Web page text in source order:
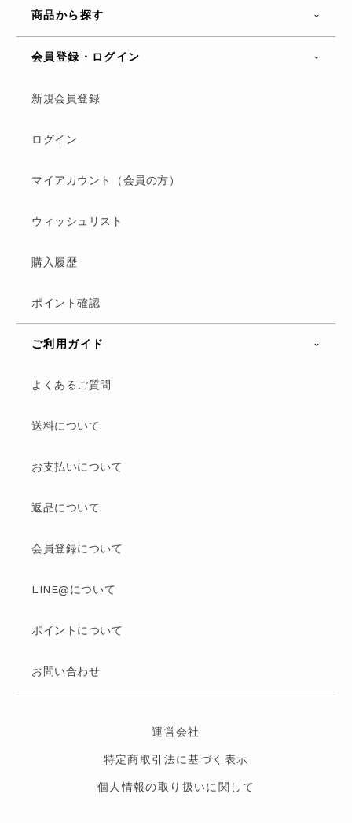
商品から探す
会員登録・ログイン
新規会員登録
ログイン
マイアカウント（会員の方）
ウィッシュリスト
購入履歴
ポイント確認
ご利用ガイド
よくあるご質問
送料について
お支払いについて
返品について
会員登録について
LINE@について
ポイントについて
お問い合わせ
運営会社
特定商取引法に基づく表示
個人情報の取り扱いに関して